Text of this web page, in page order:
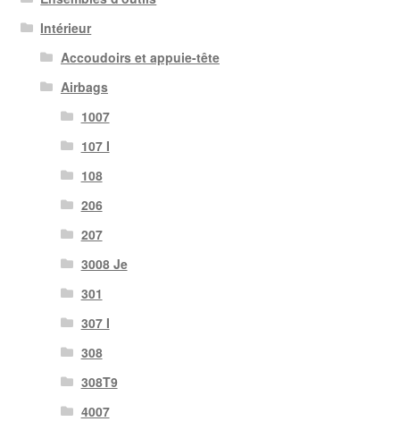
Intérieur
Accoudoirs et appuie-tête
Airbags
1007
107 I
108
206
207
3008 Je
301
307 I
308
308T9
4007